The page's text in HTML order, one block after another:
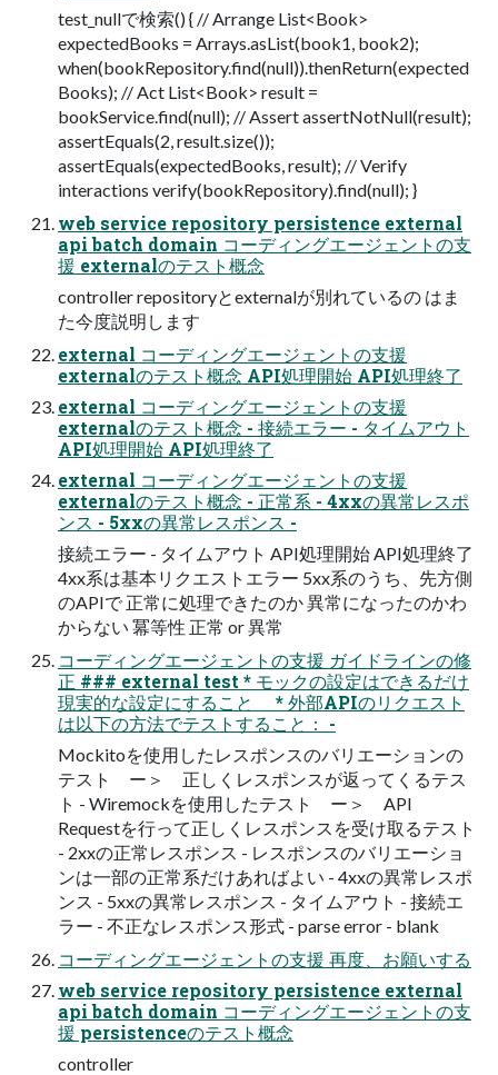
test_nullで検索() { // Arrange List<Book>
expectedBooks = Arrays.asList(book1, book2);
when(bookRepository.find(null)).thenReturn(expected
Books); // Act List<Book> result =
bookService.find(null); // Assert assertNotNull(result);
assertEquals(2, result.size());
assertEquals(expectedBooks, result); // Verify
interactions verify(bookRepository).find(null); }
web service repository persistence external
api batch domain コーディングエージェントの支
援 externalのテスト概念
controller repositoryとexternalが別れているの はま
た今度説明します
external コーディングエージェントの支援
externalのテスト概念 API処理開始 API処理終了
external コーディングエージェントの支援
externalのテスト概念 - 接続エラー - タイムアウト
API処理開始 API処理終了
external コーディングエージェントの支援
externalのテスト概念 - 正常系 - 4xxの異常レスポ
ンス - 5xxの異常レスポンス -
接続エラー - タイムアウト API処理開始 API処理終了
4xx系は基本リクエストエラー 5xx系のうち、先方側
のAPIで 正常に処理できたのか 異常になったのかわ
からない 冪等性 正常 or 異常
コーディングエージェントの支援 ガイドラインの修
正 ### external test * モックの設定はできるだけ
現実的な設定にすること * 外部APIのリクエスト
は以下の方法でテストすること： -
Mockitoを使用したレスポンスのバリエーションの
テスト ー＞ 正しくレスポンスが返ってくるテス
ト - Wiremockを使用したテスト ー＞ API
Requestを行って正しくレスポンスを受け取るテスト
- 2xxの正常レスポンス - レスポンスのバリエーショ
ンは一部の正常系だけあればよい - 4xxの異常レスポ
ンス - 5xxの異常レスポンス - タイムアウト - 接続エ
ラー - 不正なレスポンス形式 - parse error - blank
コーディングエージェントの支援 再度、お願いする
web service repository persistence external
api batch domain コーディングエージェントの支
援 persistenceのテスト概念
controller